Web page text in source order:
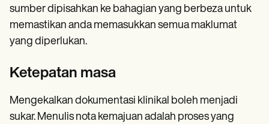
sumber dipisahkan ke bahagian yang berbeza untuk
memastikan anda memasukkan semua maklumat
yang diperlukan.
Ketepatan masa
Mengekalkan dokumentasi klinikal boleh menjadi
sukar. Menulis nota kemajuan adalah proses yang